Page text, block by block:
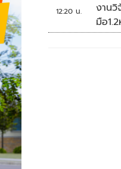
12:20 น.
งานวิ
มือ
เดือน